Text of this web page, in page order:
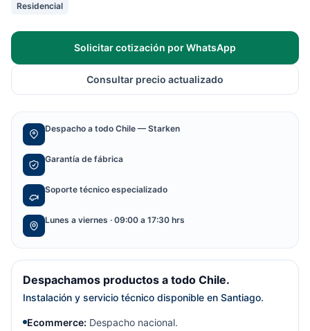
Residencial
Solicitar cotización por WhatsApp
Consultar precio actualizado
Despacho a todo Chile — Starken
Garantía de fábrica
Soporte técnico especializado
Lunes a viernes · 09:00 a 17:30 hrs
Despachamos productos a todo Chile.
Instalación y servicio técnico disponible en Santiago.
Ecommerce: Despacho nacional.